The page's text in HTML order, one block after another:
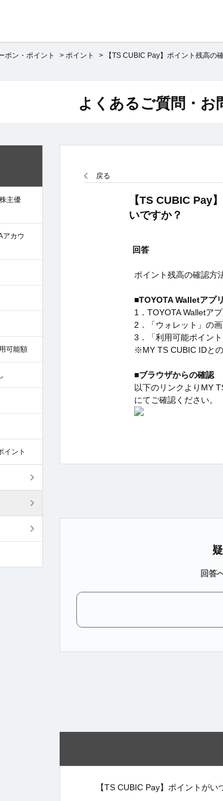
ポン・ポイント > ポイント >
【TS CUBIC Pay】ポイント残高の
主優
アカウ
可能額
イント
よくあるご質問・お
戻る
【TS CUBIC Pay
いですか？
回答
ポイント残高の確認方
■TOYOTA Walletアプ
1．TOYOTA Walletア
2．「ウォレット」の
3．「利用可能ポイン
※MY TS CUBIC IDとの
■ブラウザからの確認
以下のリンクよりMY
にてご確認ください。
回答
【TS CUBIC Pay】ポイントが